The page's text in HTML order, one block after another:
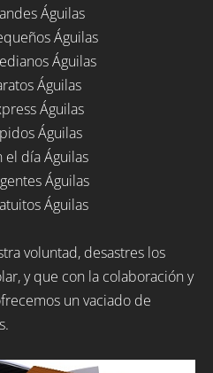
Águilas
Águilas
Águilas
Águilas
Águilas
Águilas
el día Águilas
Águilas
Águilas
voluntad, desastres los
y que con la colaboración y
un vaciado de